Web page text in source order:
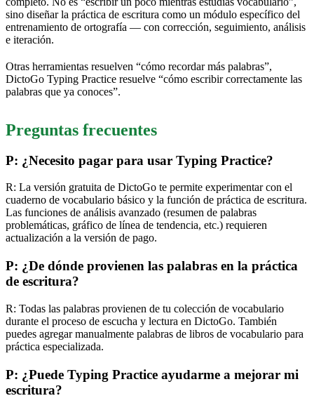
sino diseñar la práctica de escritura como un módulo específico del
entrenamiento de ortografía — con corrección, seguimiento, análisis
e iteración.
Otras herramientas resuelven “cómo recordar más palabras”,
DictoGo Typing Practice resuelve “cómo escribir correctamente las
palabras que ya conoces”.
Preguntas frecuentes
P: ¿Necesito pagar para usar Typing Practice?
R: La versión gratuita de DictoGo te permite experimentar con el
cuaderno de vocabulario básico y la función de práctica de escritura.
Las funciones de análisis avanzado (resumen de palabras
problemáticas, gráfico de línea de tendencia, etc.) requieren
actualización a la versión de pago.
P: ¿De dónde provienen las palabras en la práctica
de escritura?
R: Todas las palabras provienen de tu colección de vocabulario
durante el proceso de escucha y lectura en DictoGo. También
puedes agregar manualmente palabras de libros de vocabulario para
práctica especializada.
P: ¿Puede Typing Practice ayudarme a mejorar mi
escritura?